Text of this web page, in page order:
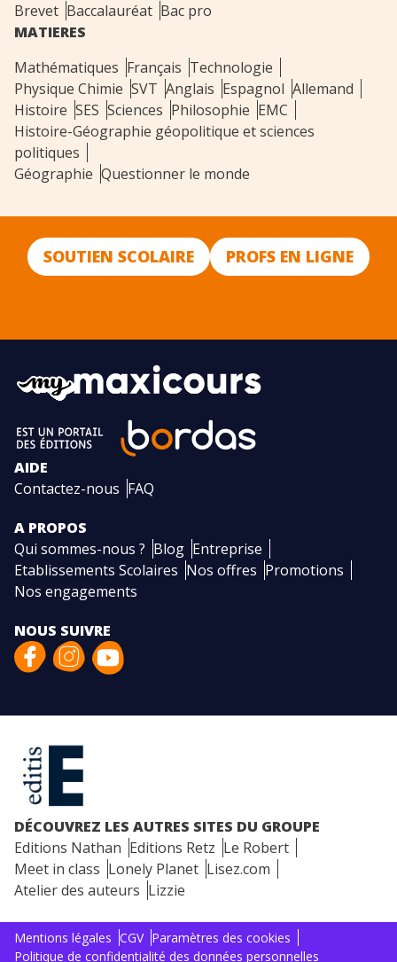
Brevet Baccalauréat Bac pro
MATIERES
Mathématiques Français Technologie
Physique Chimie SVT Anglais Espagnol Allemand
Histoire SES Sciences Philosophie EMC
Histoire-Géographie géopolitique et sciences
politiques
Géographie Questionner le monde
SOUTIEN SCOLAIRE PROFS EN LIGNE
AIDE
Contactez-nous FAQ
A PROPOS
Qui sommes-nous ? Blog Entreprise
Etablissements Scolaires Nos offres Promotions
Nos engagements
NOUS SUIVRE
DÉCOUVREZ LES AUTRES SITES DU GROUPE
Editions Nathan Editions Retz Le Robert
Meet in class Lonely Planet Lisez.com
Atelier des auteurs Lizzie
Mentions légales CGV Paramètres des cookies
Politique de confidentialité des données personnelles